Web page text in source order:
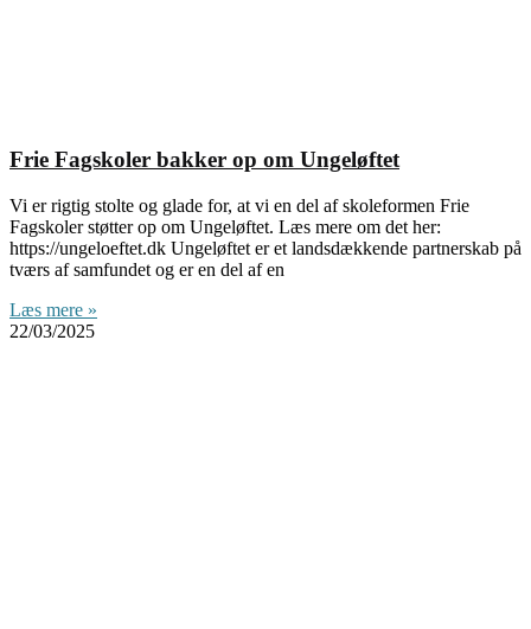
Frie Fagskoler bakker op om Ungeløftet
Vi er rigtig stolte og glade for, at vi en del af skoleformen Frie
Fagskoler støtter op om Ungeløftet. Læs mere om det her:
https://ungeloeftet.dk Ungeløftet er et landsdækkende partnerskab på
tværs af samfundet og er en del af en
Læs mere »
22/03/2025